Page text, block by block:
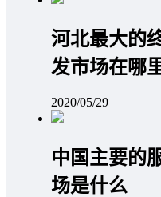
河北最大的
发市场在哪
2020/05/29
中国主要的
场是什么